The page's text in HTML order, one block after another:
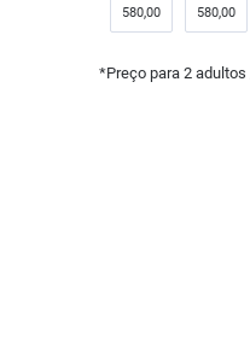
580,00 580,00
*Preço para2 adultos